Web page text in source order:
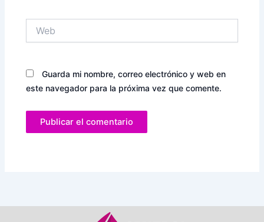
Guarda mi nombre, correo electrónico y web en
este navegador para la próxima vez que comente.